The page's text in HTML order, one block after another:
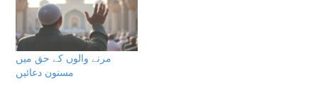
مرنے والوں كے حق ميں
مسنون دعائيں